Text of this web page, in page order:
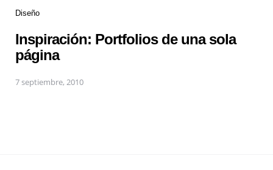
Diseño
Inspiración: Portfolios de una sola
página
7 septiembre, 2010